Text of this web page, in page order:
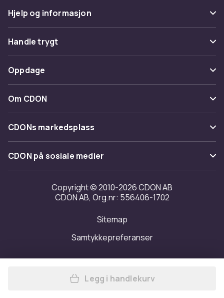
Hjelp og informasjon
Vanlige spørsmål
Spor pakke
Angre & returner her
Kontakt oss
Handle trygt
Betaling
Levering
Tilbakekallinger
Oppdage
Kategorier
Varemerker
Om CDON
Om oss
Kundeanmeldelser
Jobbe på CDON
Investor relations
Tilgjengelighet
CDONs markedsplass
Merchant Help Center
CDON på sosiale medier
Copyright © 2010-2026 CDON AB
CDON AB, Org.nr: 556406-1702
Sitemap
Samtykkepreferanser
Legg SOLS Womens/
Legg i handlekurv